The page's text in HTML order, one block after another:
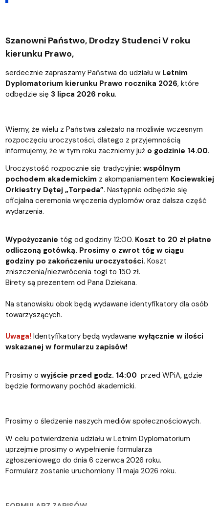
Szanowni Państwo, Drodzy Studenci V roku
kierunku Prawo,
serdecznie zapraszamy Państwa do udziału w Letnim
Dyplomatorium kierunku Prawo rocznika 2026, które
odbędzie się 3 lipca 2026 roku.
Wiemy, że wielu z Państwa zależało na możliwie wczesnym
rozpoczęciu uroczystości, dlatego z przyjemnością
informujemy, że w tym roku zaczniemy już o godzinie 14.00.
Uroczystość rozpocznie się tradycyjnie: wspólnym
pochodem akademickim z akompaniamentem Kociewskiej
Orkiestry Dętej „Torpeda”. Następnie odbędzie się
oficjalna ceremonia wręczenia dyplomów oraz dalsza część
wydarzenia.
Wypożyczanie tóg od godziny 12:00. Koszt to 20 zł płatne
odliczoną gotówką. Prosimy o zwrot tóg w ciągu
godziny po zakończeniu uroczystości. Koszt
zniszczenia/niezwrócenia togi to 150 zł.
Birety są prezentem od Pana Dziekana.
Na stanowisku obok będą wydawane identyfikatory dla osób
towarzyszących.
Uwaga! Identyfikatory będą wydawane wyłącznie w ilości
wskazanej w formularzu zapisów!
Prosimy o wyjście przed godz. 14:00 przed WPiA, gdzie
będzie formowany pochód akademicki.
Prosimy o śledzenie naszych mediów społecznościowych.
W celu potwierdzenia udziału w Letnim Dyplomatorium
uprzejmie prosimy o wypełnienie formularza
zgłoszeniowego do dnia 6 czerwca 2026 roku.
Formularz zostanie uruchomiony 11 maja 2026 roku.